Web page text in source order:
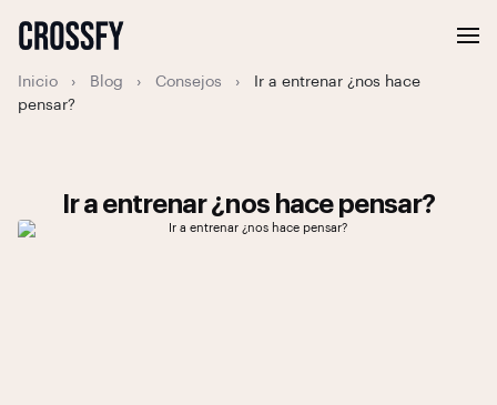
Inicio › Blog › Consejos ›
Ir a entrenar ¿nos hace
pensar?
Ir a entrenar ¿nos hace pensar?